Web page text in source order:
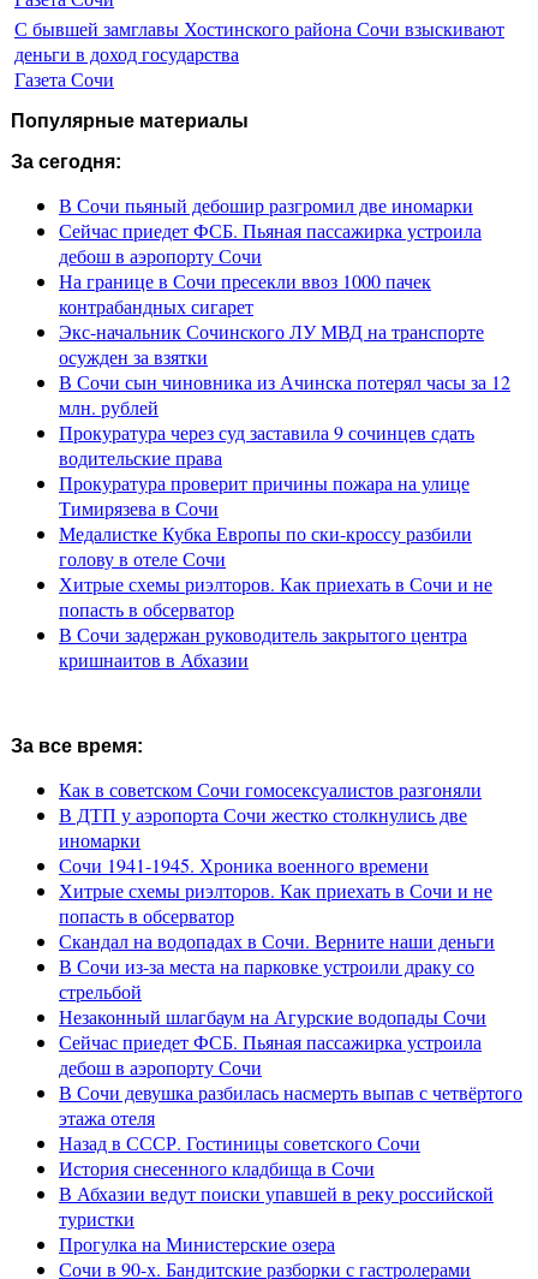
С бывшей замглавы Хостинского района Сочи взыскивают
деньги в доход государства
Газета Сочи
Популярные материалы
За сегодня:
В Сочи пьяный дебошир разгромил две иномарки
Сейчас приедет ФСБ. Пьяная пассажирка устроила
дебош в аэропорту Сочи
На границе в Сочи пресекли ввоз 1000 пачек
контрабандных сигарет
Экс-начальник Сочинского ЛУ МВД на транспорте
осужден за взятки
В Сочи сын чиновника из Ачинска потерял часы за 12
млн. рублей
Прокуратура через суд заставила 9 сочинцев сдать
водительские права
Прокуратура проверит причины пожара на улице
Тимирязева в Сочи
Медалистке Кубка Европы по ски-кроссу разбили
голову в отеле Сочи
Хитрые схемы риэлторов. Как приехать в Сочи и не
попасть в обсерватор
В Сочи задержан руководитель закрытого центра
кришнаитов в Абхазии
За все время:
Как в советском Сочи гомосексуалистов разгоняли
В ДТП у аэропорта Сочи жестко столкнулись две
иномарки
Сочи 1941-1945. Хроника военного времени
Хитрые схемы риэлторов. Как приехать в Сочи и не
попасть в обсерватор
Скандал на водопадах в Сочи. Верните наши деньги
В Сочи из-за места на парковке устроили драку со
стрельбой
Незаконный шлагбаум на Агурские водопады Сочи
Сейчас приедет ФСБ. Пьяная пассажирка устроила
дебош в аэропорту Сочи
В Сочи девушка разбилась насмерть выпав с четвёртого
этажа отеля
Назад в СССР. Гостиницы советского Сочи
История снесенного кладбища в Сочи
В Абхазии ведут поиски упавшей в реку российской
туристки
Прогулка на Министерские озера
Сочи в 90-х. Бандитские разборки с гастролерами